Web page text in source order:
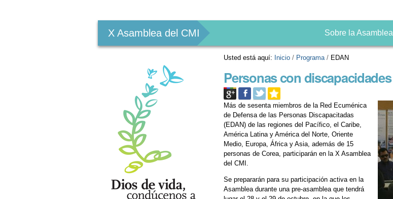
X Asamblea del CMI Sobre la Asamblea
Usted está aquí: Inicio / Programa / EDAN
Personas con discapacidades
Más de sesenta miembros de la Red Ecuménica
de Defensa de las Personas Discapacitadas
(EDAN) de las regiones del Pacífico, el Caribe,
América Latina y América del Norte, Oriente
Medio, Europa, África y Asia, además de 15
personas de Corea, participarán en la X Asamblea
del CMI.
Se prepararán para su participación activa en la
Asamblea durante una pre-asamblea que tendrá